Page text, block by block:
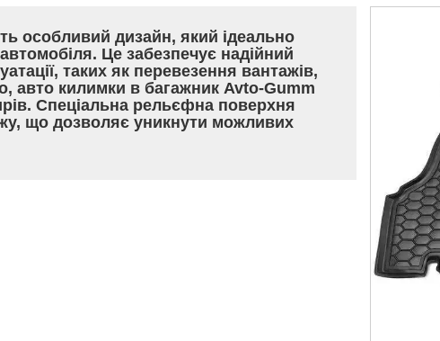
особливий дизайн, який ідеально
Це забезпечує надійний
таких як перевезення вантажів,
авто килимки в багажник Avto-Gumm
Спеціальна рельєфна поверхня
що дозволяє уникнути можливих